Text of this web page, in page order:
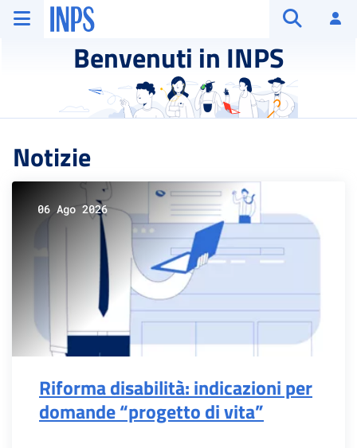
Vai al menu principale
Vai al contenuto principale
Vai al pie' di pagina
INPS ()
Benvenuti in INPS
Notizie
06 Ago 2026
Riforma disabilità: indicazioni per
domande “progetto di vita”